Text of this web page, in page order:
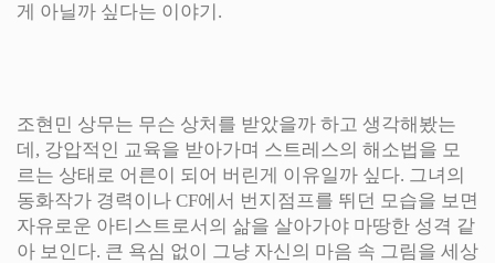
게 아닐까 싶다는 이야기.
조현민 상무는 무슨 상처를 받았을까 하고 생각해봤는
데, 강압적인 교육을 받아가며 스트레스의 해소법을 모
르는 상태로 어른이 되어 버린게 이유일까 싶다. 그녀의
동화작가 경력이나 CF에서 번지점프를 뛰던 모습을 보면
자유로운 아티스트로서의 삶을 살아가야 마땅한 성격 같
아 보인다. 큰 욕심 없이 그냥 자신의 마음 속 그림을 세상